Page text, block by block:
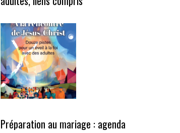
Préparation au mariage : agenda